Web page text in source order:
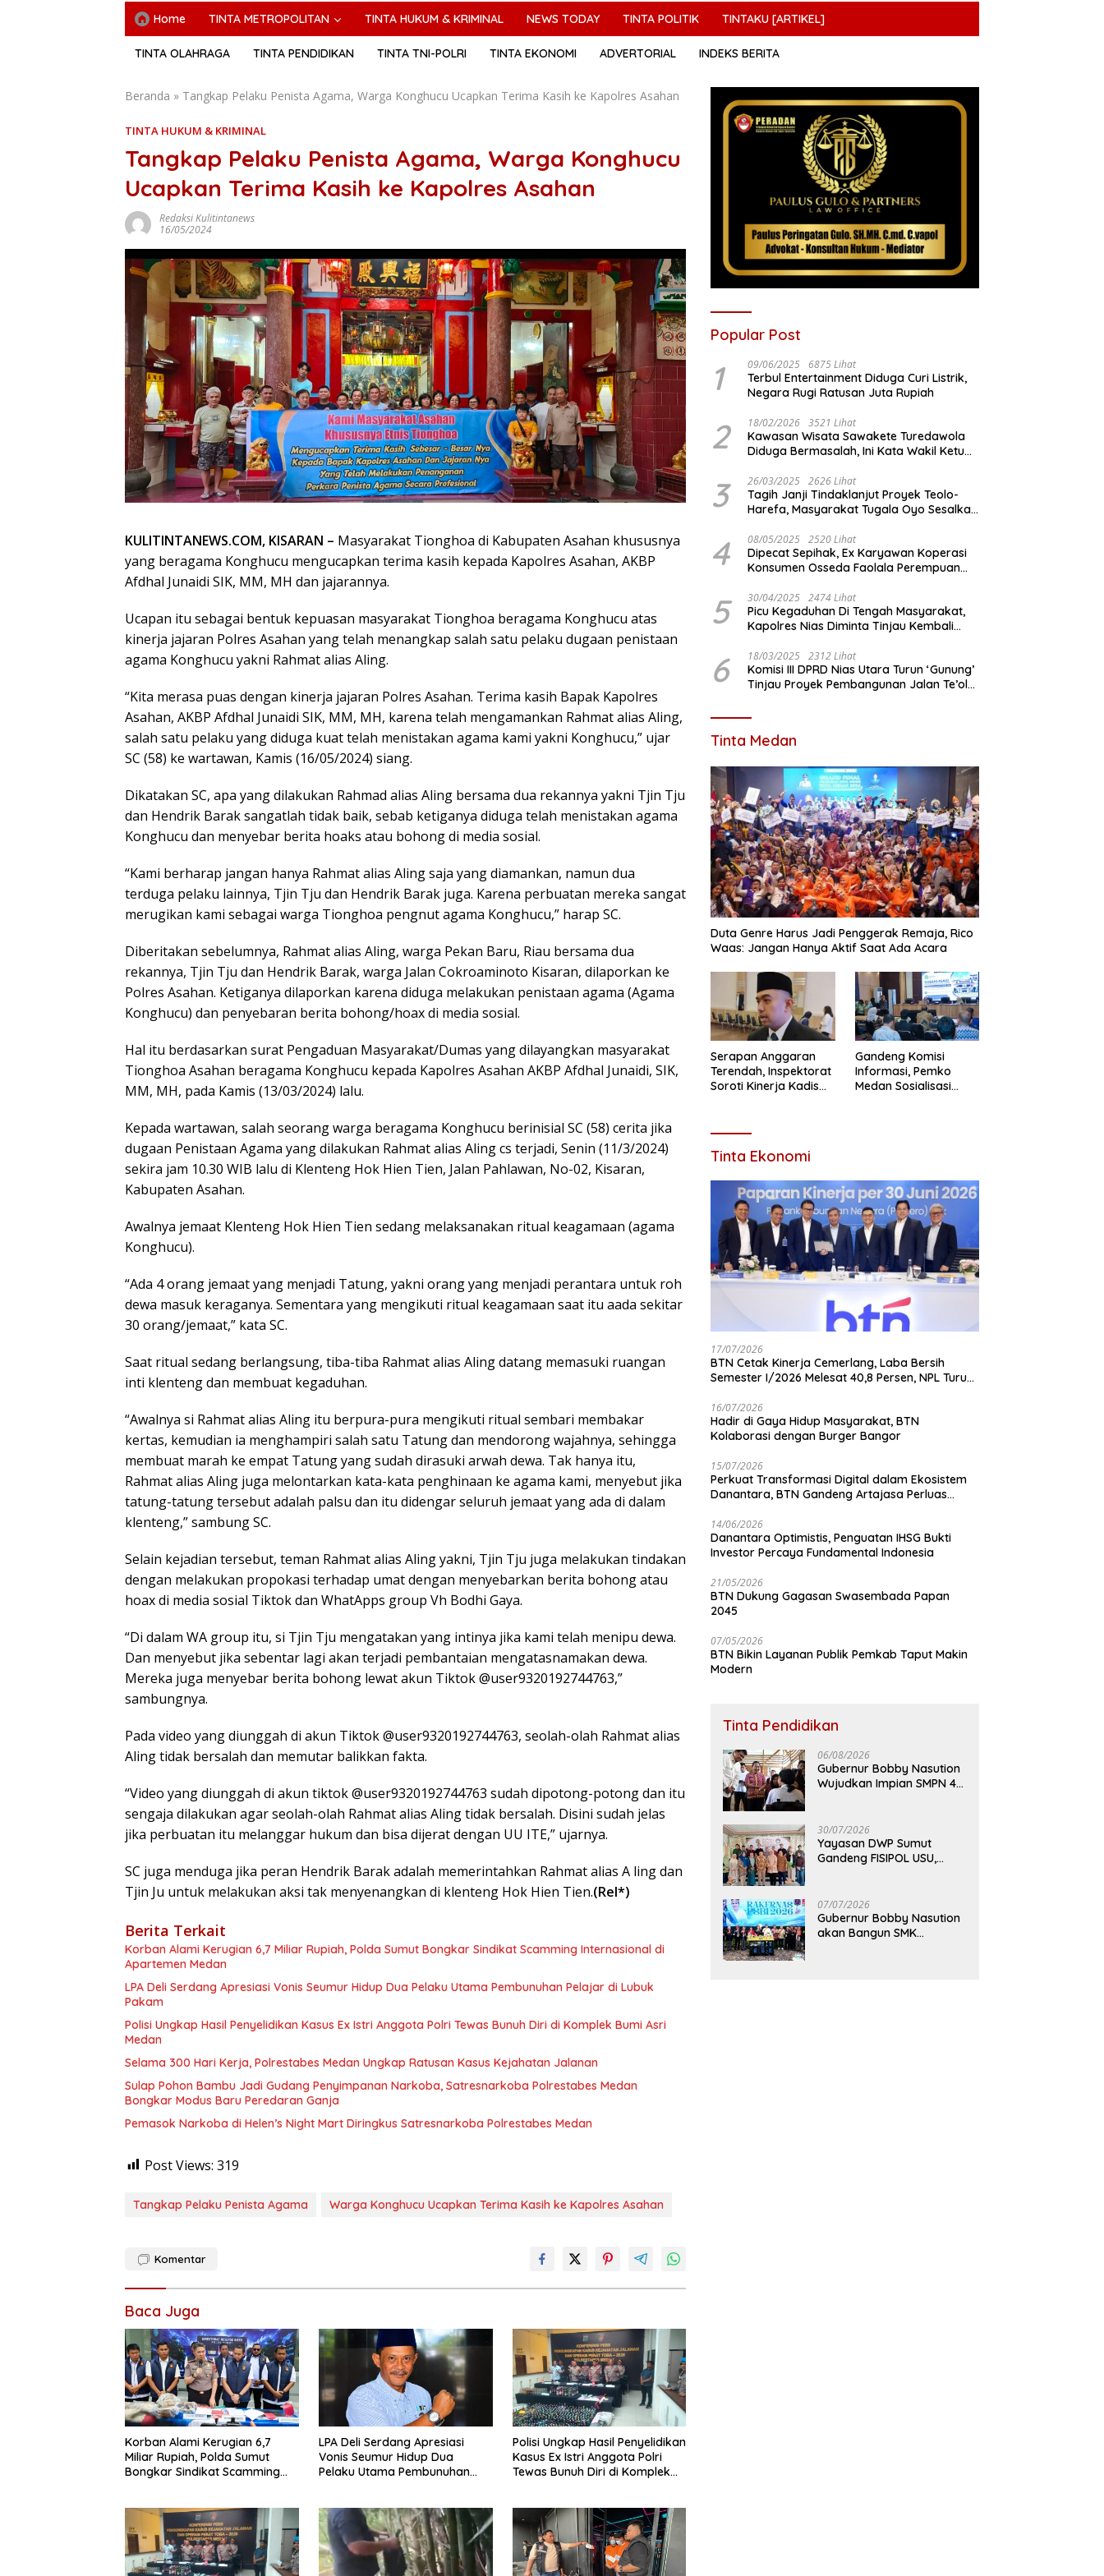
Home TINTA METROPOLITAN TINTA HUKUM & KRIMINAL NEWS TODAY TINTA POLITIK TINTAKU [ARTIKEL]
TINTA OLAHRAGA TINTA PENDIDIKAN TINTA TNI-POLRI TINTA EKONOMI ADVERTORIAL INDEKS BERITA
Beranda » Tangkap Pelaku Penista Agama, Warga Konghucu Ucapkan Terima Kasih ke Kapolres Asahan
TINTA HUKUM & KRIMINAL
Tangkap Pelaku Penista Agama, Warga Konghucu
Ucapkan Terima Kasih ke Kapolres Asahan
Redaksi Kulitintanews
16/05/2024
KULITINTANEWS.COM, KISARAN – Masyarakat Tionghoa di Kabupaten Asahan khususnya
yang beragama Konghucu mengucapkan terima kasih kepada Kapolres Asahan, AKBP
Afdhal Junaidi SIK, MM, MH dan jajarannya.
Ucapan itu sebagai bentuk kepuasan masyarakat Tionghoa beragama Konghucu atas
kinerja jajaran Polres Asahan yang telah menangkap salah satu pelaku dugaan penistaan
agama Konghucu yakni Rahmat alias Aling.
“Kita merasa puas dengan kinerja jajaran Polres Asahan. Terima kasih Bapak Kapolres
Asahan, AKBP Afdhal Junaidi SIK, MM, MH, karena telah mengamankan Rahmat alias Aling,
salah satu pelaku yang diduga kuat telah menistakan agama kami yakni Konghucu,” ujar
SC (58) ke wartawan, Kamis (16/05/2024) siang.
Dikatakan SC, apa yang dilakukan Rahmad alias Aling bersama dua rekannya yakni Tjin Tju
dan Hendrik Barak sangatlah tidak baik, sebab ketiganya diduga telah menistakan agama
Konghucu dan menyebar berita hoaks atau bohong di media sosial.
“Kami berharap jangan hanya Rahmat alias Aling saja yang diamankan, namun dua
terduga pelaku lainnya, Tjin Tju dan Hendrik Barak juga. Karena perbuatan mereka sangat
merugikan kami sebagai warga Tionghoa pengnut agama Konghucu,” harap SC.
Diberitakan sebelumnya, Rahmat alias Aling, warga Pekan Baru, Riau bersama dua
rekannya, Tjin Tju dan Hendrik Barak, warga Jalan Cokroaminoto Kisaran, dilaporkan ke
Polres Asahan. Ketiganya dilaporkan karena diduga melakukan penistaan agama (Agama
Konghucu) dan penyebaran berita bohong/hoax di media sosial.
Hal itu berdasarkan surat Pengaduan Masyarakat/Dumas yang dilayangkan masyarakat
Tionghoa Asahan beragama Konghucu kepada Kapolres Asahan AKBP Afdhal Junaidi, SIK,
MM, MH, pada Kamis (13/03/2024) lalu.
Kepada wartawan, salah seorang warga beragama Konghucu berinisial SC (58) cerita jika
dugaan Penistaan Agama yang dilakukan Rahmat alias Aling cs terjadi, Senin (11/3/2024)
sekira jam 10.30 WIB lalu di Klenteng Hok Hien Tien, Jalan Pahlawan, No-02, Kisaran,
Kabupaten Asahan.
Awalnya jemaat Klenteng Hok Hien Tien sedang melaksanakan ritual keagamaan (agama
Konghucu).
“Ada 4 orang jemaat yang menjadi Tatung, yakni orang yang menjadi perantara untuk roh
dewa masuk keraganya. Sementara yang mengikuti ritual keagamaan saat itu aada sekitar
30 orang/jemaat,” kata SC.
Saat ritual sedang berlangsung, tiba-tiba Rahmat alias Aling datang memasuki ruangan
inti klenteng dan membuat kegaduhan.
“Awalnya si Rahmat alias Aling itu berpura-pura mengikuti ritual sembari membakar
kertas, kemudian ia menghampiri salah satu Tatung dan mendorong wajahnya, sehingga
membuat marah ke empat Tatung yang sudah dirasuki arwah dewa. Tak hanya itu,
Rahmat alias Aling juga melontarkan kata-kata penghinaan ke agama kami, menyebut jika
tatung-tatung tersebut adalah palsu dan itu didengar seluruh jemaat yang ada di dalam
klenteng,” sambung SC.
Selain kejadian tersebut, teman Rahmat alias Aling yakni, Tjin Tju juga melakukan tindakan
dengan melakukan propokasi terhadap umat dengan menyebarkan berita bohong atau
hoax di media sosial Tiktok dan WhatApps group Vh Bodhi Gaya.
“Di dalam WA group itu, si Tjin Tju mengatakan yang intinya jika kami telah menipu dewa.
Dan menyebut jika sebentar lagi akan terjadi pembantaian mengatasnamakan dewa.
Mereka juga menyebar berita bohong lewat akun Tiktok @user9320192744763,”
sambungnya.
Pada video yang diunggah di akun Tiktok @user9320192744763, seolah-olah Rahmat alias
Aling tidak bersalah dan memutar balikkan fakta.
“Video yang diunggah di akun tiktok @user9320192744763 sudah dipotong-potong dan itu
sengaja dilakukan agar seolah-olah Rahmat alias Aling tidak bersalah. Disini sudah jelas
jika perbuatan itu melanggar hukum dan bisa dijerat dengan UU ITE,” ujarnya.
SC juga menduga jika peran Hendrik Barak adalah memerintahkan Rahmat alias A ling dan
Tjin Ju untuk melakukan aksi tak menyenangkan di klenteng Hok Hien Tien.(Rel*)
Berita Terkait
Korban Alami Kerugian 6,7 Miliar Rupiah, Polda Sumut Bongkar Sindikat Scamming Internasional di
Apartemen Medan
LPA Deli Serdang Apresiasi Vonis Seumur Hidup Dua Pelaku Utama Pembunuhan Pelajar di Lubuk
Pakam
Polisi Ungkap Hasil Penyelidikan Kasus Ex Istri Anggota Polri Tewas Bunuh Diri di Komplek Bumi Asri
Medan
Selama 300 Hari Kerja, Polrestabes Medan Ungkap Ratusan Kasus Kejahatan Jalanan
Sulap Pohon Bambu Jadi Gudang Penyimpanan Narkoba, Satresnarkoba Polrestabes Medan
Bongkar Modus Baru Peredaran Ganja
Pemasok Narkoba di Helen’s Night Mart Diringkus Satresnarkoba Polrestabes Medan
Post Views: 319
Tangkap Pelaku Penista Agama Warga Konghucu Ucapkan Terima Kasih ke Kapolres Asahan
Komentar
Baca Juga
Korban Alami Kerugian 6,7
Miliar Rupiah, Polda Sumut
Bongkar Sindikat Scamming
LPA Deli Serdang Apresiasi
Vonis Seumur Hidup Dua
Pelaku Utama Pembunuhan
Polisi Ungkap Hasil Penyelidikan
Kasus Ex Istri Anggota Polri
Tewas Bunuh Diri di Komplek
Popular Post
1 09/06/2025 6875 Lihat
Terbul Entertainment Diduga Curi Listrik,
Negara Rugi Ratusan Juta Rupiah
2 18/02/2026 3521 Lihat
Kawasan Wisata Sawakete Turedawola
Diduga Bermasalah, Ini Kata Wakil Ketua
3 26/03/2025 2626 Lihat
Tagih Janji Tindaklanjut Proyek Teolo-
Harefa, Masyarakat Tugala Oyo Sesalkan
Utara
4 08/05/2025 2520 Lihat
Dipecat Sepihak, Ex Karyawan Koperasi
Konsumen Osseda Faolala Perempuan
5 30/04/2025 2474 Lihat
Picu Kegaduhan Di Tengah Masyarakat,
Kapolres Nias Diminta Tinjau Kembali
6 18/03/2025 2312 Lihat
Komisi III DPRD Nias Utara Turun ‘Gunung’
Tinjau Proyek Pembangunan Jalan Te’olo
Tinta Medan
Duta Genre Harus Jadi Penggerak Remaja, Rico
Waas: Jangan Hanya Aktif Saat Ada Acara
Serapan Anggaran
Terendah, Inspektorat
Soroti Kinerja Kadis
Gandeng Komisi
Informasi, Pemko
Medan Sosialisasi
Tinta Ekonomi
17/07/2026
BTN Cetak Kinerja Cemerlang, Laba Bersih
Semester I/2026 Melesat 40,8 Persen, NPL Turun
16/07/2026
Hadir di Gaya Hidup Masyarakat, BTN
Kolaborasi dengan Burger Bangor
15/07/2026
Perkuat Transformasi Digital dalam Ekosistem
Danantara, BTN Gandeng Artajasa Perluas
14/06/2026
Danantara Optimistis, Penguatan IHSG Bukti
Investor Percaya Fundamental Indonesia
21/05/2026
BTN Dukung Gagasan Swasembada Papan
2045
07/05/2026
BTN Bikin Layanan Publik Pemkab Taput Makin
Modern
Tinta Pendidikan
06/08/2026
Gubernur Bobby Nasution
Wujudkan Impian SMPN 4
30/07/2026
Yayasan DWP Sumut
Gandeng FISIPOL USU,
Pendidikan
07/07/2026
Gubernur Bobby Nasution
akan Bangun SMK